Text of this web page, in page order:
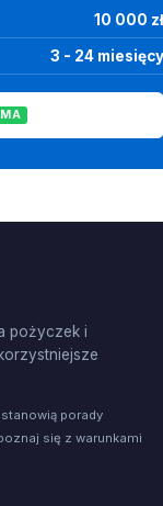
10 000 zł
3 - 24 miesięcy
pożyczek i
porady
się z warunkami